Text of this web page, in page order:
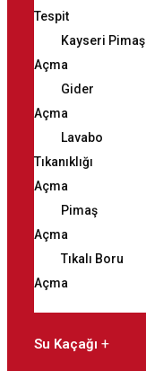
Tespit
Kayseri Pimaş
Açma
Gider
Açma
Lavabo
Tıkanıklığı
Açma
Pimaş
Açma
Tıkalı Boru
Açma
Su Kaçağı